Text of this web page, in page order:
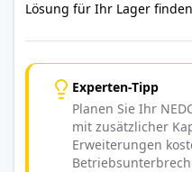
Lösung für Ihr Lager
Experten-Tipp
Planen Sie Ihr
mit zusätzlicher
Erweiterungen